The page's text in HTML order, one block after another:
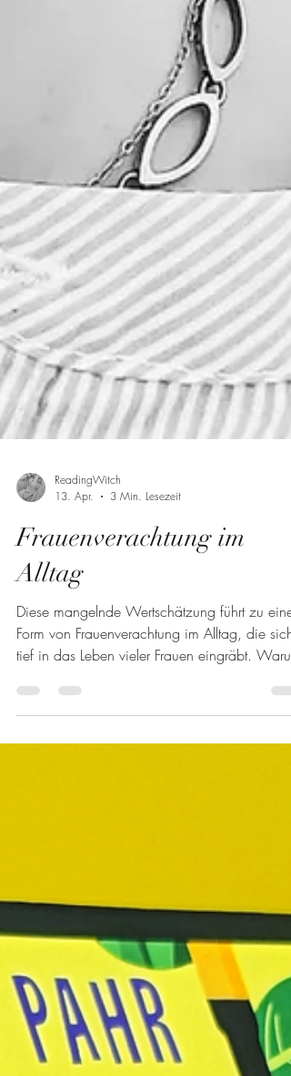
13. Apr.
3 Min. Lesezeit
Frauenverachtung im
Alltag
Diese mangelnde Wertschätzung führt zu einer
Form von Frauenverachtung im Alltag, die sich
wirkt sich das auf das Leben von uns Frauen